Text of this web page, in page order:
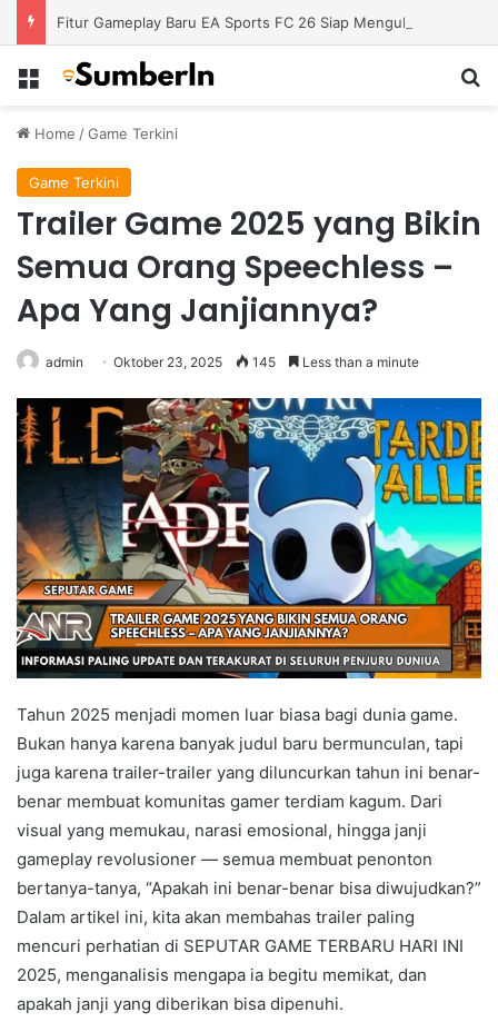
Menu
Home /Game Terkini
Game Terkini
Trailer Game 2025 yang Bikin
Semua Orang Speechless –
Apa Yang Janjiannya?
admin Oktober 23, 2025 145 Less than a minute
Tahun 2025 menjadi momen luar biasa bagi dunia game.
Bukan hanya karena banyak judul baru bermunculan, tapi
juga karena trailer-trailer yang diluncurkan tahun ini benar-
benar membuat komunitas gamer terdiam kagum. Dari
visual yang memukau, narasi emosional, hingga janji
gameplay revolusioner — semua membuat penonton
bertanya-tanya, “Apakah ini benar-benar bisa diwujudkan?”
Dalam artikel ini, kita akan membahas trailer paling
mencuri perhatian di SEPUTAR GAME TERBARU HARI INI
2025, menganalisis mengapa ia begitu memikat, dan
apakah janji yang diberikan bisa dipenuhi.